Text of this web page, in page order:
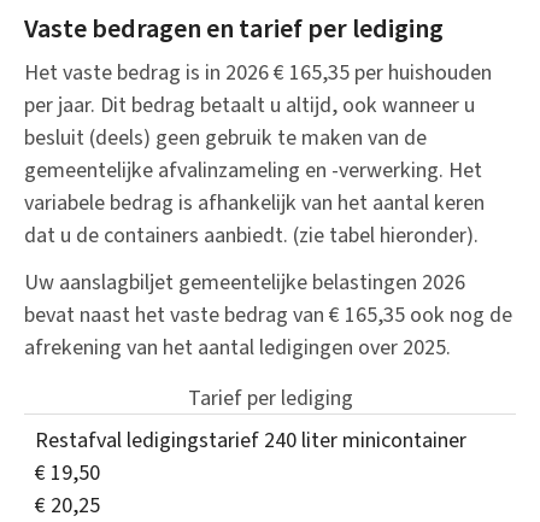
Vaste bedragen en tarief per lediging
Het vaste bedrag is in 2026 € 165,35 per huishouden
per jaar. Dit bedrag betaalt u altijd, ook wanneer u
besluit (deels) geen gebruik te maken van de
gemeentelijke afvalinzameling en -verwerking. Het
variabele bedrag is afhankelijk van het aantal keren
dat u de containers aanbiedt. (zie tabel hieronder).
Uw aanslagbiljet gemeentelijke belastingen 2026
bevat naast het vaste bedrag van € 165,35 ook nog de
afrekening van het aantal ledigingen over 2025.
Tarief per lediging
Restafval ledigingstarief 240 liter minicontainer
€ 19,50
€ 20,25